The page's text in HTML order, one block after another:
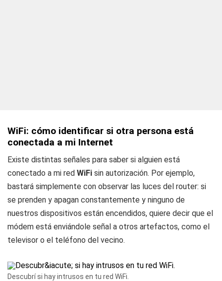
WiFi: cómo identificar si otra persona está
conectada a mi Internet
Existe distintas señales para saber si alguien está
conectado a mi red WiFi sin autorización. Por ejemplo,
bastará simplemente con observar las luces del router: si
se prenden y apagan constantemente y ninguno de
nuestros dispositivos están encendidos, quiere decir que el
módem está enviándole señal a otros artefactos, como el
televisor o el teléfono del vecino.
Descubrí si hay intrusos en tu red WiFi.